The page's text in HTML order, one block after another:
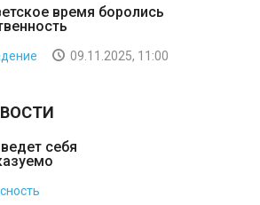
время боролись
09.11.2025, 11:00
себя